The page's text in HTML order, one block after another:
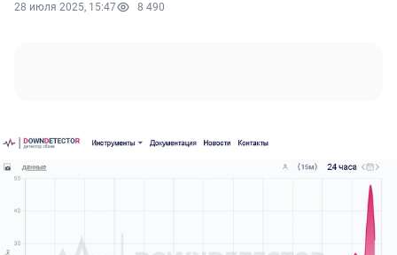
28 июля 2025, 15:47 8 490